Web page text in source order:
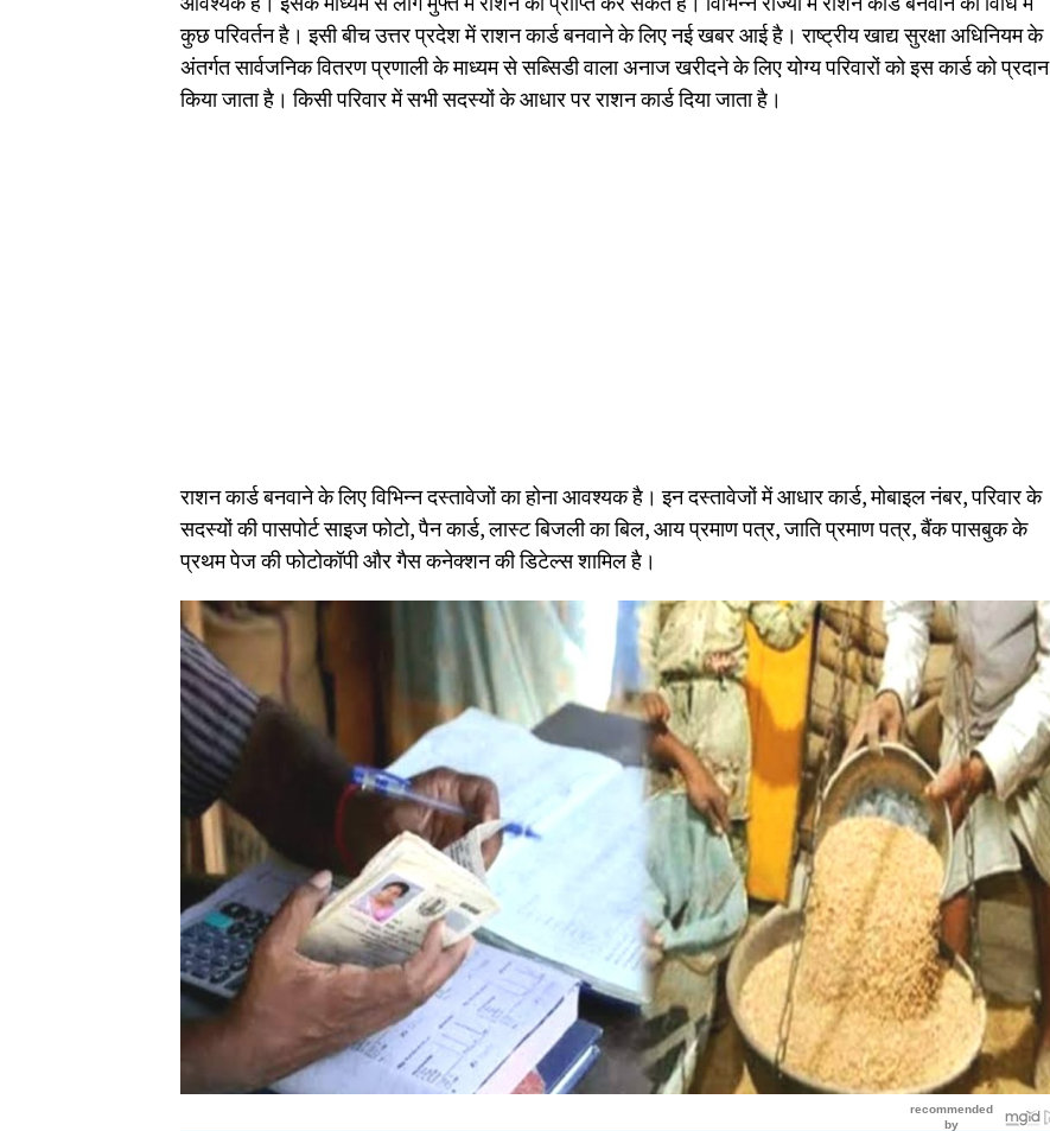
कुछ परिवर्तन है। इसी बीच उत्तर प्रदेश में राशन कार्ड बनवाने के लिए नई खबर आई है। राष्ट्रीय खाद्य सुरक्षा अधिनियम के
अंतर्गत सार्वजनिक वितरण प्रणाली के माध्यम से सब्सिडी वाला अनाज खरीदने के लिए योग्य परिवारों को इस कार्ड को प्रदान
किया जाता है। किसी परिवार में सभी सदस्यों के आधार पर राशन कार्ड दिया जाता है।
राशन कार्ड बनवाने के लिए विभिन्न दस्तावेजों का होना आवश्यक है। इन दस्तावेजों में आधार कार्ड, मोबाइल नंबर, परिवार के
सदस्यों की पासपोर्ट साइज फोटो, पैन कार्ड, लास्ट बिजली का बिल, आय प्रमाण पत्र, जाति प्रमाण पत्र, बैंक पासबुक के
प्रथम पेज की फोटोकॉपी और गैस कनेक्शन की डिटेल्स शामिल है।